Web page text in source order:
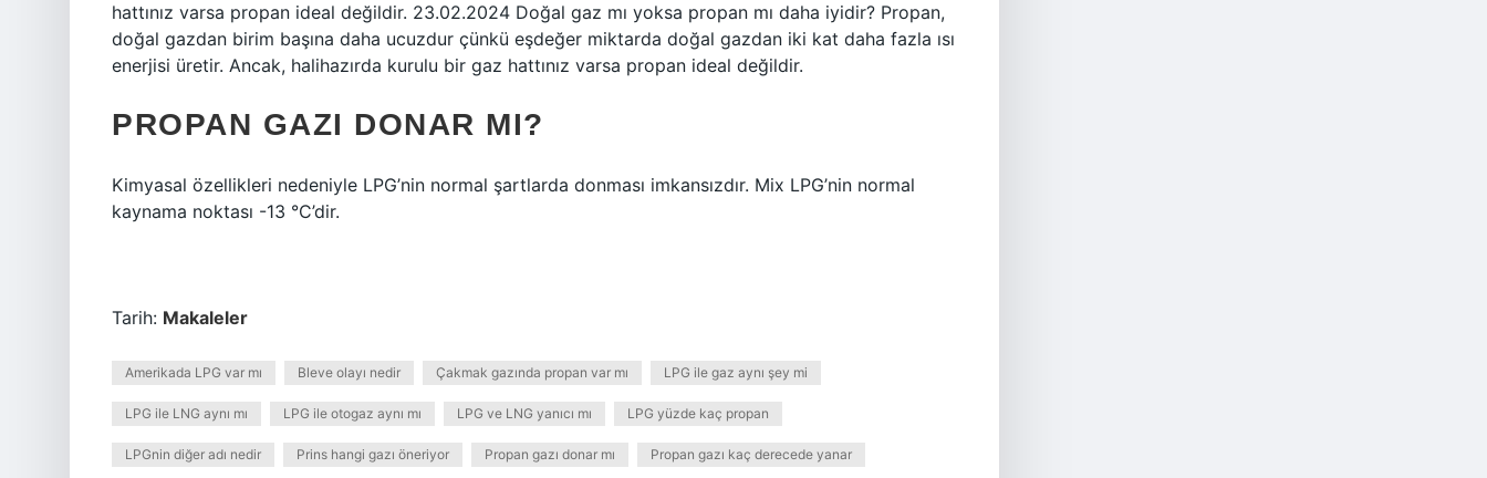
hattınız varsa propan ideal değildir. 23.02.2024 Doğal gaz mı yoksa propan mı daha iyidir? Propan,
doğal gazdan birim başına daha ucuzdur çünkü eşdeğer miktarda doğal gazdan iki kat daha fazla ısı
enerjisi üretir. Ancak, halihazırda kurulu bir gaz hattınız varsa propan ideal değildir.
PROPAN GAZI DONAR MI?
Kimyasal özellikleri nedeniyle LPG’nin normal şartlarda donması imkansızdır. Mix LPG’nin normal
kaynama noktası -13 °C’dir.
Tarih: Makaleler
Amerikada LPG var mı Bleve olayı nedir Çakmak gazında propan var mı LPG ile gaz aynı şey mi
LPG ile LNG aynı mı LPG ile otogaz aynı mı LPG ve LNG yanıcı mı LPG yüzde kaç propan
LPGnin diğer adı nedir Prins hangi gazı öneriyor Propan gazı donar mı Propan gazı kaç derecede yanar